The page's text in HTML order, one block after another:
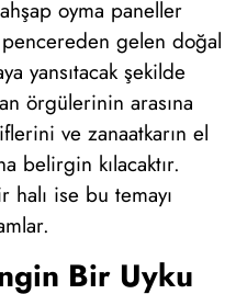
oyma paneller
gelen doğal
yansıtacak şekilde
örgülerinin arasına
ve zanaatkarın el
belirgin kılacaktır.
ise bu temayı
Bir Uyku